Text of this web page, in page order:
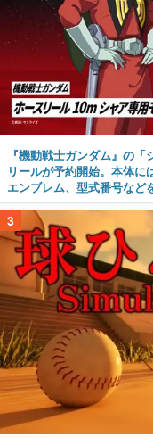
『機動戦士ガンダム』の
リールが予約開始。本体
エンブレム、型式番号など
3